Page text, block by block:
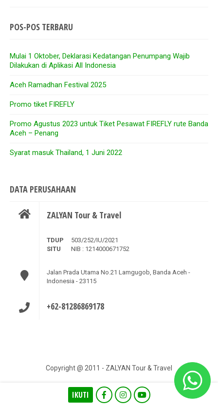
IKUTI
POS-POS TERBARU
Mulai 1 Oktober, Deklarasi Kedatangan Penumpang Wajib
Dilakukan di Aplikasi All Indonesia
Aceh Ramadhan Festival 2025
Promo tiket FIREFLY
Promo Agustus 2023 untuk Tiket Pesawat FIREFLY rute Banda
Aceh – Penang
Syarat masuk Thailand, 1 Juni 2022
DATA PERUSAHAAN
ZALYAN Tour & Travel
TDUP
503/252/IU/2021
SITU
NIB : 1214000671752
Jalan Prada Utama No.21 Lamgugob, Banda Aceh -
Indonesia - 23115
+62-81286869178
Copyright @ 2011 - ZALYAN Tour & Travel